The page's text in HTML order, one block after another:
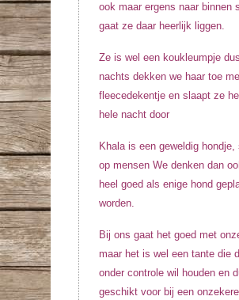
ook maar ergens naar binnen
gaat ze daar heerlijk liggen.
Ze is wel een koukleumpje
nachts dekken we haar toe
fleecedekentje en slaapt ze
hele nacht door
Khala is een geweldig hondje,
op mensen We denken dan
heel goed als enige hond
worden.
Bij ons gaat het goed met
maar het is wel een tante die
onder controle wil houden en
geschikt voor bij een